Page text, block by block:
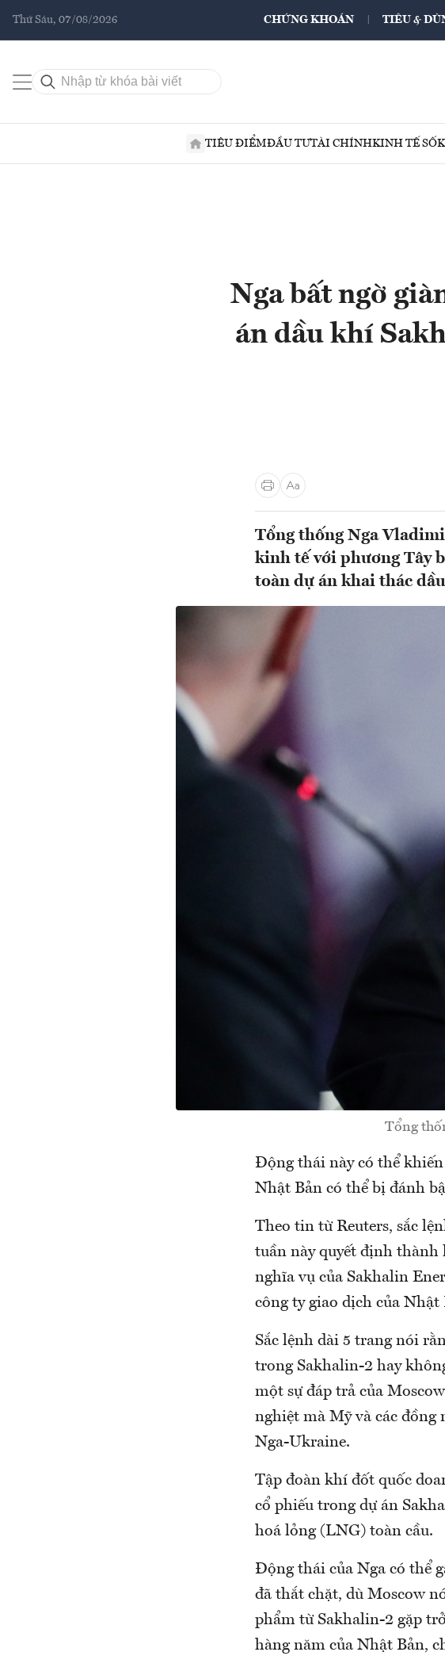
Thứ Sáu, 07/08/2026 CHỨNG KHOÁN TIÊU &
TIÊU ĐIỂMĐẦU TƯTÀI CHÍNHKINH TẾ SỐ
Nga bất ngờ
án dầu khí
Tổng thống Nga
kinh tế với phương Tây
toàn dự án khai thác
Tổng
Động thái này có thể khiến
Nhật Bản có thể bị đánh
Theo tin từ Reuters, sắc
tuần này quyết định thành
nghĩa vụ của Sakhalin
công ty giao dịch của
Sắc lệnh dài 5 trang nói
trong Sakhalin-2 hay
một sự đáp trả của
nghiệt mà Mỹ và các
Nga-Ukraine.
Tập đoàn khí đốt quốc
cổ phiếu trong dự án
hoá lỏng (LNG) toàn cầu.
Động thái của Nga có thể
đã thắt chặt, dù Moscow
phẩm từ Sakhalin-2 gặp
hàng năm của Nhật Bản,